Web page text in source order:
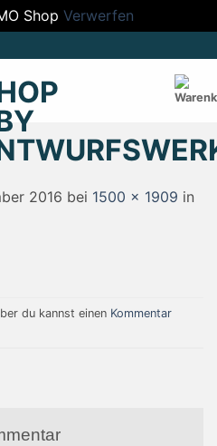
Shop Verwerfen
2016 bei 1500 × 1909 in
du kannst einen Kommentar